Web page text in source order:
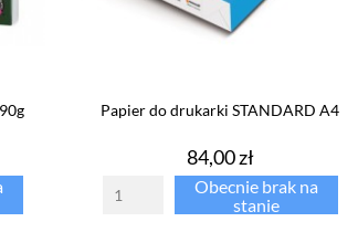
Papier do drukarki STANDARD A4
Cena
84,00 zł
Obecnie brak na
stanie